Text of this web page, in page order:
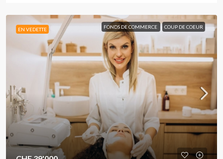
EN VEDETTE FONDS DE COMMERCE COUP DE COEUR